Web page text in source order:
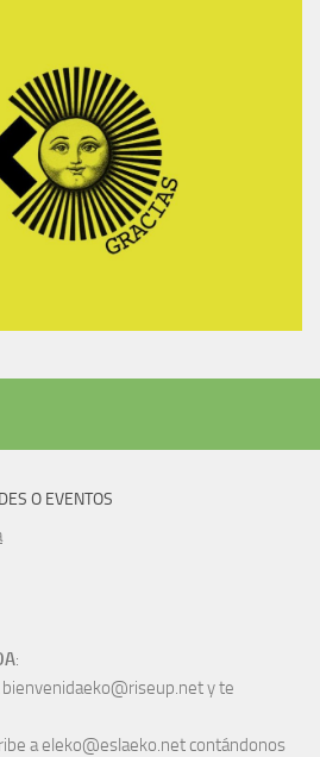
O EVENTOS
:
y te
a eleko@eslaeko.net contándonos